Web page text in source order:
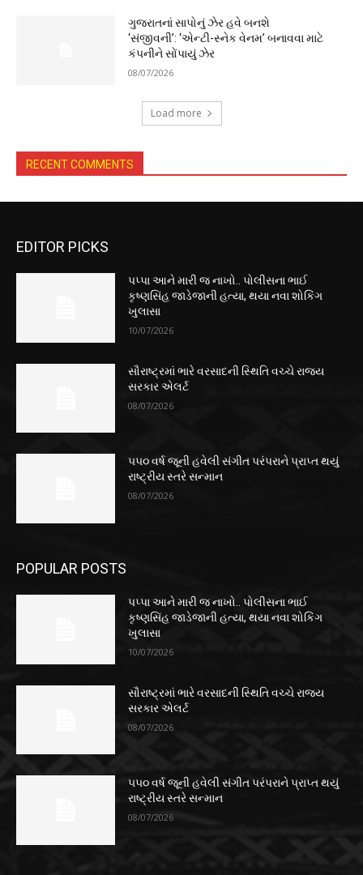
ગુજરાતનાં સાપોનું ઝેર હવે બનશે
‘સંજીવની’: ‘એન્ટી-સ્નેક વેનમ’ બનાવવા માટે
કંપનીને સોંપાયું ઝેર
08/07/2026
Load more
RECENT COMMENTS
EDITOR PICKS
પપ્પા આને મારી જ નાખો.. પોલીસના ભાઈ
કૃષ્ણસિંહ જાડેજાની હત્યા, થયા નવા શોકિંગ
ખુલાસા
10/07/2026
સૌરાષ્ટ્રમાં ભારે વરસાદની સ્થિતિ વચ્ચે રાજ્ય
સરકાર એલર્ટ
08/07/2026
૫૫૦ વર્ષ જૂની હવેલી સંગીત પરંપરાને પ્રાપ્ત થયું
રાષ્ટ્રીય સ્તરે સન્માન
08/07/2026
POPULAR POSTS
પપ્પા આને મારી જ નાખો.. પોલીસના ભાઈ
કૃષ્ણસિંહ જાડેજાની હત્યા, થયા નવા શોકિંગ
ખુલાસા
10/07/2026
સૌરાષ્ટ્રમાં ભારે વરસાદની સ્થિતિ વચ્ચે રાજ્ય
સરકાર એલર્ટ
08/07/2026
૫૫૦ વર્ષ જૂની હવેલી સંગીત પરંપરાને પ્રાપ્ત થયું
રાષ્ટ્રીય સ્તરે સન્માન
08/07/2026